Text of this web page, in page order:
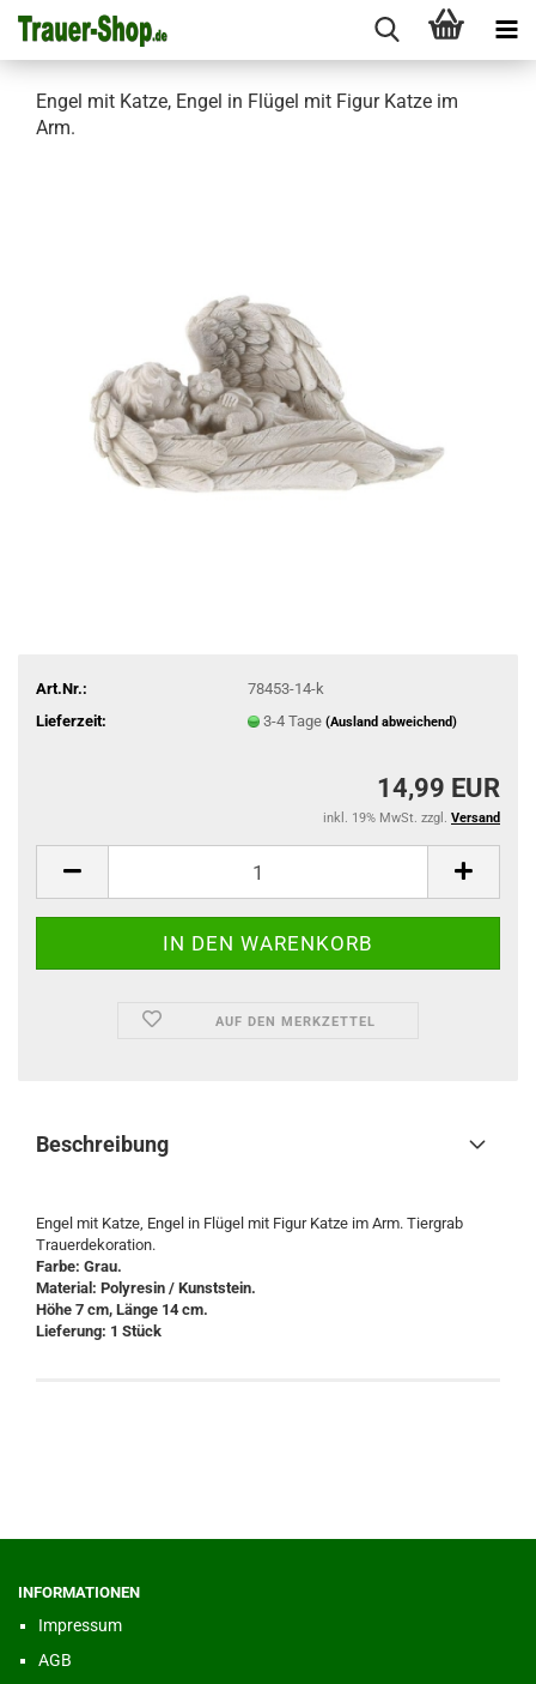
Engel mit Katze, Engel in Flügel mit Figur Katze im
Arm.
Art.Nr.:
78453-14-k
Lieferzeit:
3-4 Tage (Ausland abweichend)
14,99 EUR
inkl. 19% MwSt. zzgl. Versand
AUF DEN MERKZETTEL
Beschreibung
Engel mit Katze, Engel in Flügel mit Figur Katze im Arm. Tiergrab
Trauerdekoration.
Farbe: Grau.
Material: Polyresin / Kunststein.
Höhe 7 cm, Länge 14 cm.
Lieferung: 1 Stück
INFORMATIONEN
Impressum
AGB